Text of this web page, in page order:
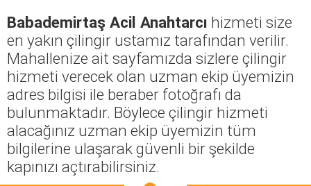
Babademirtaş Acil Anahtarcı hizmeti size
en yakın çilingir ustamız tarafından verilir.
Mahallenize ait sayfamızda sizlere çilingir
hizmeti verecek olan uzman ekip üyemizin
adres bilgisi ile beraber fotoğrafı da
bulunmaktadır. Böylece çilingir hizmeti
alacağınız uzman ekip üyemizin tüm
bilgilerine ulaşarak güvenli bir şekilde
kapınızı açtırabilirsiniz.